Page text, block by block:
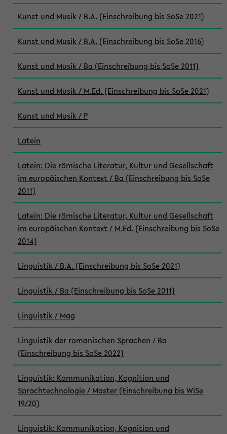
Kunst und Musik / B.A. (Einschreibung bis SoSe 2021)
Kunst und Musik / B.A. (Einschreibung bis SoSe 2016)
Kunst und Musik / Ba (Einschreibung bis SoSe 2011)
Kunst und Musik / M.Ed. (Einschreibung bis SoSe 2021)
Kunst und Musik / P
Latein
Latein: Die römische Literatur, Kultur und Gesellschaft
im europäischen Kontext / Ba (Einschreibung bis SoSe
2011)
Latein: Die römische Literatur, Kultur und Gesellschaft
im europäischen Kontext / M.Ed. (Einschreibung bis SoSe
2014)
Linguistik / B.A. (Einschreibung bis SoSe 2021)
Linguistik / Ba (Einschreibung bis SoSe 2011)
Linguistik / Mag
Linguistik der romanischen Sprachen / Ba
(Einschreibung bis SoSe 2022)
Linguistik: Kommunikation, Kognition und
Sprachtechnologie / Master (Einschreibung bis WiSe
19/20)
Linguistik: Kommunikation, Kognition und